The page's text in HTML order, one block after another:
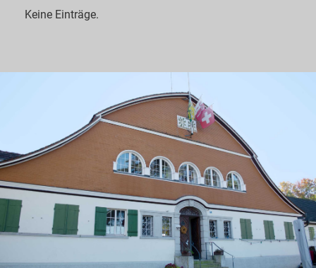
Keine Einträge.